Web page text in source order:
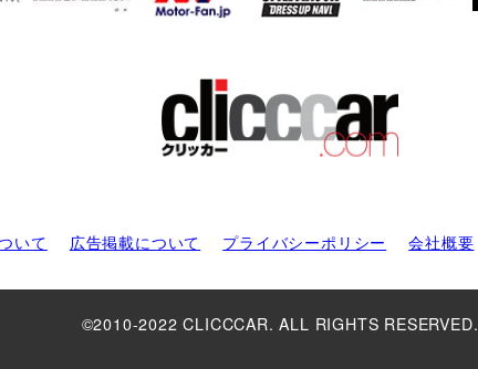
いて 広告掲載について プライバシーポリシー 会社概要
©2010-2022 CLICCCAR. ALL RIGHTS RESERVED.